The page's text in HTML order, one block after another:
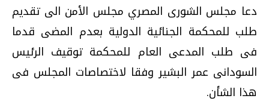
دعا مجلس الشورى المصري مجلس الأمن الى تقديم
طلب للمحكمة الجنائية الدولية بعدم المضى قدما
فى طلب المدعى العام للمحكمة توقيف الرئيس
السودانى عمر البشير وفقا لاختصاصات المجلس فى
هذا الشأن.